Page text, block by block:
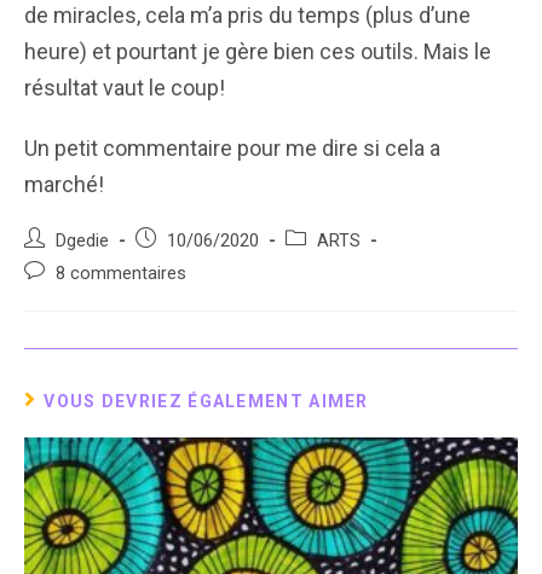
de miracles, cela m’a pris du temps (plus d’une
heure) et pourtant je gère bien ces outils. Mais le
résultat vaut le coup!
Un petit commentaire pour me dire si cela a
marché!
Auteur/autrice
de
Dgedie
Post
published:
10/06/2020
PostARTS
Post8 commentaires
VOUS DEVRIEZ ÉGALEMENT AIMER